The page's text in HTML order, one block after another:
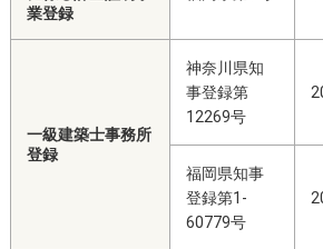
業登録
一級建築士事務所
登録
神奈川県知
事登録第
12269号
福岡県知事
登録第1-
60779号